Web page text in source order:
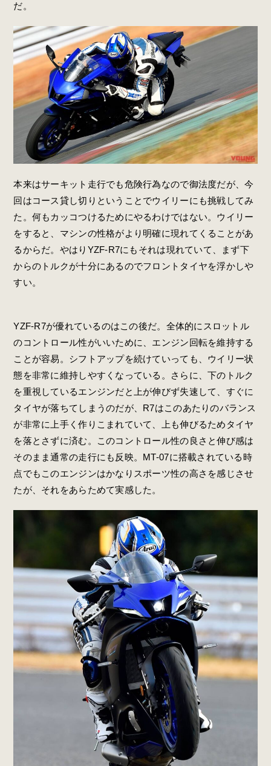
だ。
本来はサーキット走行でも危険行為なので御法度だが、今
回はコース貸し切りということでウイリーにも挑戦してみ
た。何もカッコつけるためにやるわけではない。ウイリー
をすると、マシンの性格がより明確に現れてくることがあ
るからだ。やはりYZF-R7にもそれは現れていて、まず下
からのトルクが十分にあるのでフロントタイヤを浮かしや
すい。
YZF-R7が優れているのはこの後だ。全体的にスロットル
のコントロール性がいいために、エンジン回転を維持する
ことが容易。シフトアップを続けていっても、ウイリー状
態を非常に維持しやすくなっている。さらに、下のトルク
を重視しているエンジンだと上が伸びず失速して、すぐに
タイヤが落ちてしまうのだが、R7はこのあたりのバランス
が非常に上手く作りこまれていて、上も伸びるためタイヤ
を落とさずに済む。このコントロール性の良さと伸び感は
そのまま通常の走行にも反映。MT-07に搭載されている時
点でもこのエンジンはかなりスポーツ性の高さを感じさせ
たが、それをあらためて実感した。